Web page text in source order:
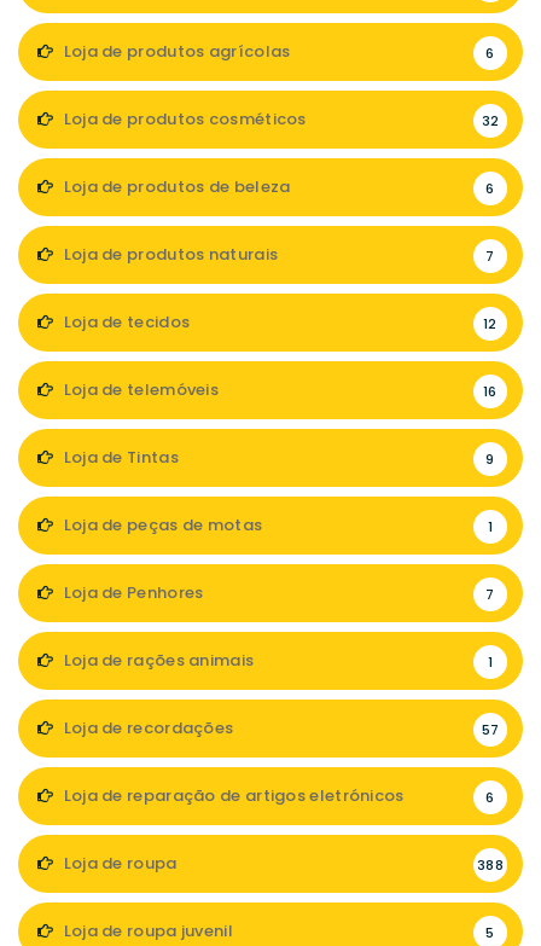
Loja de produtos agrícolas 6
Loja de produtos cosméticos 32
Loja de produtos de beleza 6
Loja de produtos naturais 7
Loja de tecidos 12
Loja de telemóveis 16
Loja de Tintas 9
Loja de peças de motas 1
Loja de Penhores 7
Loja de rações animais 1
Loja de recordações 57
Loja de reparação de artigos eletrónicos 6
Loja de roupa 388
Loja de roupa juvenil 5